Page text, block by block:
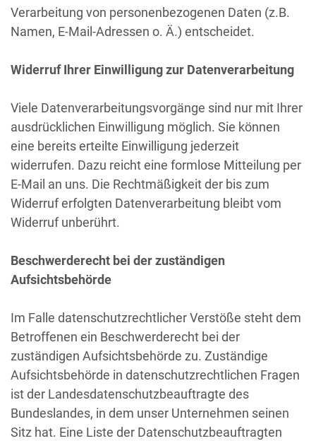
Verarbeitung von personenbezogenen Daten (z.B.
Namen, E-Mail-Adressen o. Ä.) entscheidet.
Widerruf Ihrer Einwilligung zur Datenverarbeitung
Viele Datenverarbeitungsvorgänge sind nur mit Ihrer
ausdrücklichen Einwilligung möglich. Sie können
eine bereits erteilte Einwilligung jederzeit
widerrufen. Dazu reicht eine formlose Mitteilung per
E-Mail an uns. Die Rechtmäßigkeit der bis zum
Widerruf erfolgten Datenverarbeitung bleibt vom
Widerruf unberührt.
Beschwerderecht bei der zuständigen
Aufsichtsbehörde
Im Falle datenschutzrechtlicher Verstöße steht dem
Betroffenen ein Beschwerderecht bei der
zuständigen Aufsichtsbehörde zu. Zuständige
Aufsichtsbehörde in datenschutzrechtlichen Fragen
ist der Landesdatenschutzbeauftragte des
Bundeslandes, in dem unser Unternehmen seinen
Sitz hat. Eine Liste der Datenschutzbeauftragten